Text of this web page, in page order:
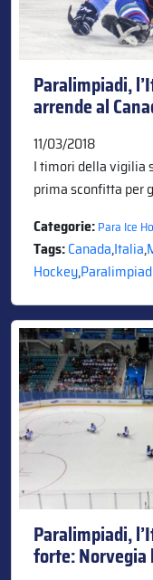
Paralimpiadi,
arrende al
11/03/2018
I timori della vigilia
prima sconfitta per
Categorie:Para Ice
Tags:Canada,Italia,
Hockey,
Paralimpiadi,
forte: Norvegia